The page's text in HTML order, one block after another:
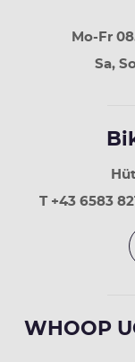
Mo-Fr
Sa,
T +43 6583
WHOOP